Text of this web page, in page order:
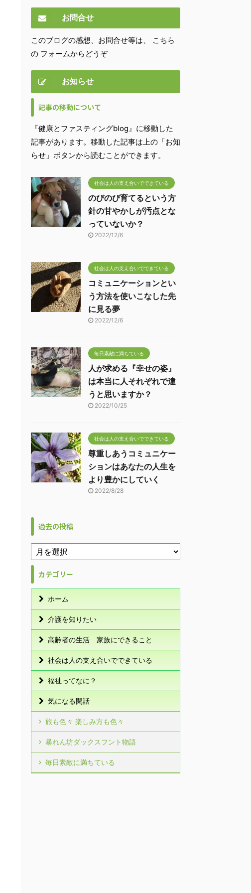
お問合せ
このブログの感想、お問合せ等は、 こちら
の フォームからどうぞ
お知らせ
記事の移動について
『健康とファスティングblog』に移動した
記事があります。移動した記事は上の「お知
らせ」ボタンから読むことができます。
社会は人の支え合いでできている
のびのび育てるという方
針の甘やかしが汚点とな
っていないか？
2022/12/6
社会は人の支え合いでできている
コミュニケーションとい
う方法を使いこなした先
に見る夢
2022/12/6
毎日素敵に満ちている
人が求める『幸せの姿』
は本当に人それぞれで違
うと思いますか？
2022/10/25
社会は人の支え合いでできている
尊重しあうコミュニケー
ションはあなたの人生を
より豊かにしていく
2022/8/28
過去の投稿
カテゴリー
ホーム
介護を知りたい
高齢者の生活 家族にできること
社会は人の支え合いでできている
福祉ってなに？
気になる閑話
旅も色々 楽しみ方も色々
暴れん坊ダックスフント物語
毎日素敵に満ちている